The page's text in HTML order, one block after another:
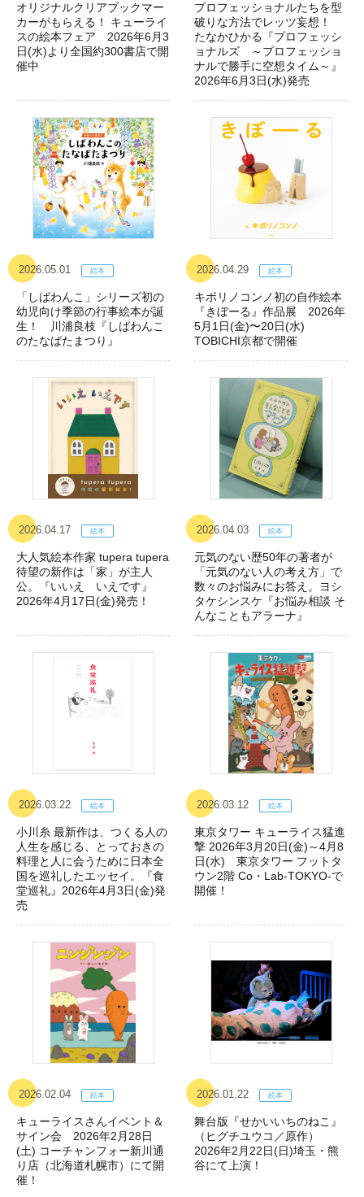
オリジナルクリアブックマー
カーがもらえる！ キューライ
スの絵本フェア 2026年6月3
日(水)より全国約300書店で開
催中
プロフェッショナルたちを型
破りな方法でレッツ妄想！
たなかひかる『プロフェッシ
ョナルズ ～プロフェッショ
ナルで勝手に空想タイム～』
2026年6月3日(水)発売
2026.05.01
「しばわんこ」シリーズ初の
幼児向け季節の行事絵本が誕
生！ 川浦良枝『しばわんこ
のたなばたまつり』
2026.04.29
キボリノコンノ初の自作絵本
『きぼーる』作品展 2026年
5月1日(金)〜20日(水)
TOBICHI京都で開催
2026.04.17
大人気絵本作家 tupera tupera
待望の新作は「家」が主人
公。『いいえ いえです』
2026年4月17日(金)発売！
2026.04.03
元気のない歴50年の著者が
「元気のない人の考え方」で
数々のお悩みにお答え。ヨシ
タケシンスケ『お悩み相談 そ
んなこともアラーナ』
2026.03.22
小川糸 最新作は、つくる人の
人生を感じる、とっておきの
料理と人に会うために日本全
国を巡礼したエッセイ。『食
堂巡礼』2026年4月3日(金)発
売
2026.03.12
東京タワー キューライス猛進
撃 2026年3月20日(金)～4月8
日(水) 東京タワー フットタ
ウン2階 Co・Lab-TOKYO-で
開催！
2026.02.04
キューライスさんイベント＆
サイン会 2026年2月28日
(土) コーチャンフォー新川通
り店（北海道札幌市）にて開
催！
2026.01.22
舞台版『せかいいちのねこ』
（ヒグチユウコ／原作）
2026年2月22日(日)埼玉・熊
谷にて上演！